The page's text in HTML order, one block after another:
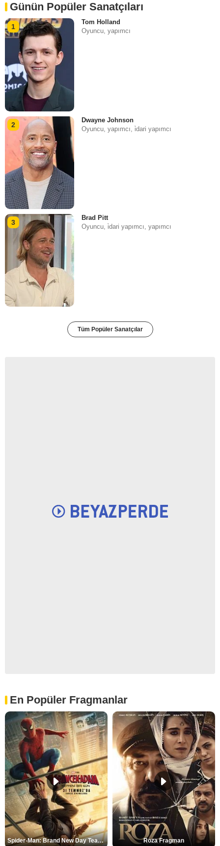
Günün Popüler Sanatçıları
1
Tom Holland
Oyuncu, yapımcı
2
Dwayne Johnson
Oyuncu, yapımcı, i̇dari yapımcı
3
Brad Pitt
Oyuncu, i̇dari yapımcı, yapımcı
Tüm Popüler Sanatçılar
En Popüler Fragmanlar
Spider-Man: Brand New Day Teaser Roza Fragman